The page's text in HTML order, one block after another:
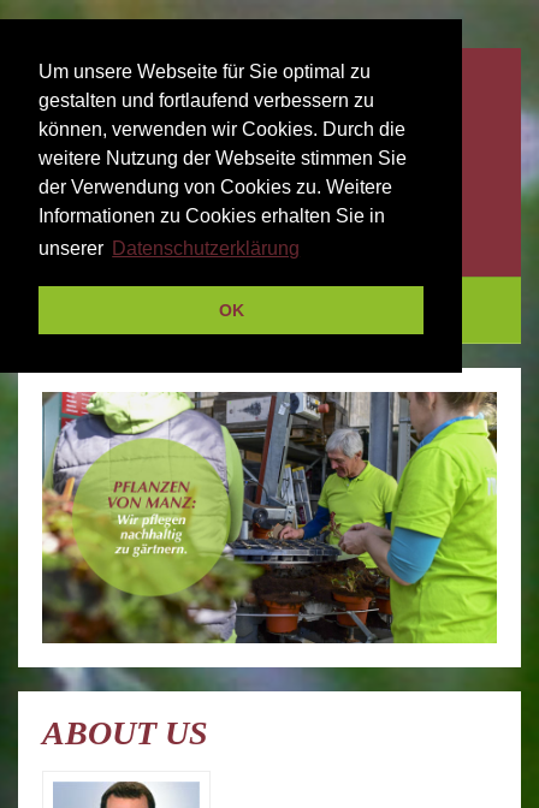
Um unsere Webseite für Sie optimal zu
gestalten und fortlaufend verbessern zu
können, verwenden wir Cookies. Durch die
weitere Nutzung der Webseite stimmen Sie
der Verwendung von Cookies zu. Weitere
Informationen zu Cookies erhalten Sie in
unserer Datenschutzerklärung
OK
ABOUT US